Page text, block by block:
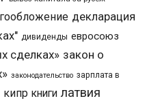
декларация
дивиденды евросоюз
сделках» закон о
законодательство зарплата в
кипр книги латвия